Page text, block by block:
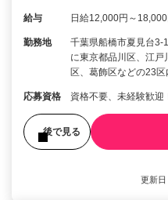
給与 日給12,000円～
勤務地
千葉県船橋市夏見台
に東京都品川区、江
区、葛飾区などの23区
応募資格 資格不要、未経験歓迎
後で見る
更新